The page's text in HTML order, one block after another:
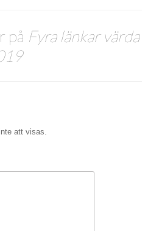
på Fyra länkar värda
att visas.